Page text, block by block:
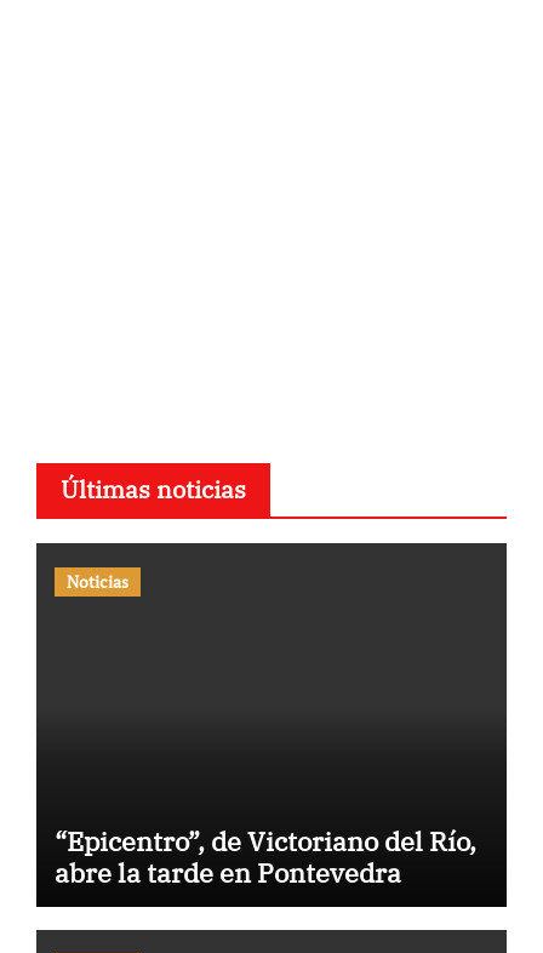
Últimas noticias
Noticias
“Epicentro”, de Victoriano del Río,
abre la tarde en Pontevedra